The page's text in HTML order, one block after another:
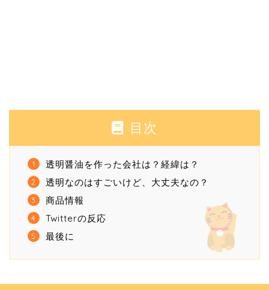
目次
透明醤油を作った会社は？経緯は？
透明なのはすごいけど、大丈夫なの？
商品情報
Twitterの反応
最後に